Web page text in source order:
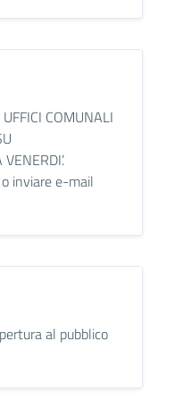
COMUNALI
inviare e-mail
al pubblico